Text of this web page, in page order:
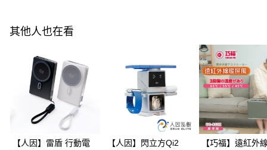
其他人也在看
【人因】雷盾 行動電
【人因】閃立方Qi2
【巧福】遠紅外